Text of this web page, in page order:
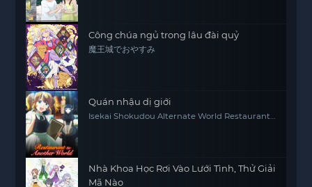
Công chúa ngủ trong lâu đài quỷ
魔王城でおやすみ
Quán nhậu dị giới
Isekai Shokudou Alternate World Restaurant
Nhà Khoa Học Rơi Vào Lưới Tình, Thử Giải
Mã Nào